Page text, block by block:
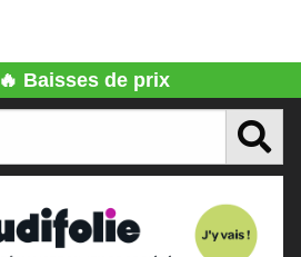
🔥 Baisses de prix